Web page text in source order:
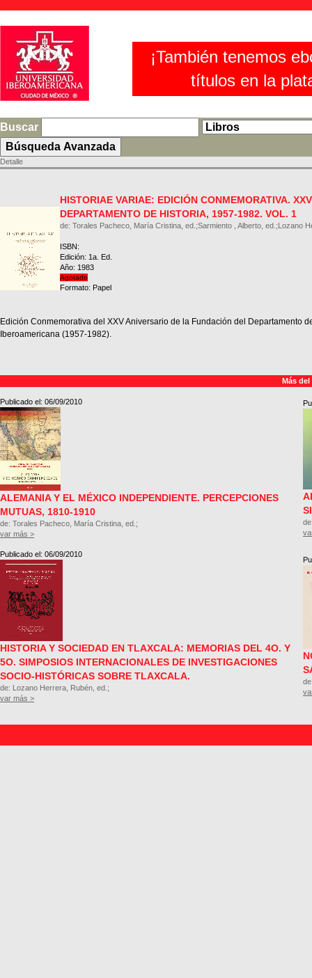
¡También tenemos
títulos en la
Buscar
Detalle
HISTORIAE VARIAE: EDICIÓN CONMEMORATIVA.
DEPARTAMENTO DE HISTORIA, 1957-1982. VOL. 1
de: Torales Pacheco, María Cristina, ed.;Sarmiento , Alberto, ed.;Lozano
ISBN:
Edición: 1a. Ed.
Año: 1983
Agotado
Formato: Papel
Edición Conmemorativa del XXV Aniversario de la Fundación del Departamento
Iberoamericana (1957-1982).
Más del
Publicado el: 06/09/2010
ALEMANIA Y EL MÉXICO INDEPENDIENTE. PERCEPCIONES
MUTUAS, 1810-1910
de: Torales Pacheco, María Cristina, ed.;
var más >
Publicado el: 06/09/2010
HISTORIA Y SOCIEDAD EN TLAXCALA: MEMORIAS DEL 4O. Y
5O. SIMPOSIOS INTERNACIONALES DE INVESTIGACIONES
SOCIO-HISTÓRICAS SOBRE TLAXCALA.
de: Lozano Herrera, Rubén, ed.;
var más >